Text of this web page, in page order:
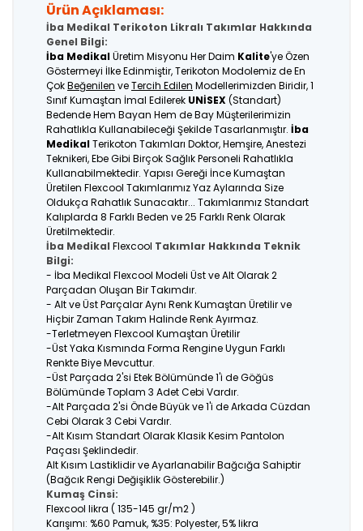
Ürün Açıklaması:
İba Medikal Terikoton Likralı Takımlar Hakkında
Genel Bilgi:
İba MedikalÜretim Misyonu Her Daim Kalite'ye Özen
Göstermeyi İlke Edinmiştir, Terikoton Modolemiz de En
ÇokBeğenilen veTercih Edilen Modellerimizden Biridir, 1
Sınıf Kumaştan İmal Edilerek UNİSEX (Standart)
Bedende Hem Bayan Hem de Bay Müşterilerimizin
Rahatlıkla Kullanabileceği Şekilde Tasarlanmıştır. İba
MedikalTerikoton Takımları Doktor, Hemşire, Anestezi
Teknikeri, Ebe Gibi Birçok Sağlık Personeli Rahatlıkla
Kullanabilmektedir. Yapısı Gereği İnce Kumaştan
Üretilen Flexcool Takımlarımız Yaz Aylarında Size
Oldukça Rahatlık Sunacaktır... Takımlarımız Standart
Kalıplarda 8 Farklı Beden ve 25 Farklı Renk Olarak
Üretilmektedir.
İba Medikal Flexcool Takımlar Hakkında Teknik
Bilgi:
- İba Medikal Flexcool Modeli Üst ve Alt Olarak 2
Parçadan Oluşan Bir Takımdır.
- Alt ve Üst Parçalar Aynı Renk Kumaştan Üretilir ve
Hiçbir Zaman Takım Halinde Renk Ayırmaz.
-Terletmeyen Flexcool Kumaştan Üretilir
-Üst Yaka Kısmında Forma Rengine Uygun Farklı
Renkte Biye Mevcuttur.
-Üst Parçada 2'si Etek Bölümünde 1'i de Göğüs
Bölümünde Toplam 3 Adet Cebi Vardır.
-Alt Parçada 2'si Önde Büyük ve 1'i de Arkada Cüzdan
Cebi Olarak 3 Cebi Vardır.
-Alt Kısım Standart Olarak Klasik Kesim Pantolon
Paçası Şeklindedir.
Alt Kısım Lastiklidir ve Ayarlanabilir Bağcığa Sahiptir
(Bağcık Rengi Değişiklik Gösterebilir.)
Kumaş Cinsi:
Flexcool likra ( 135-145 gr/m2 )
Karışımı: %60 Pamuk, %35: Polyester, 5% likra